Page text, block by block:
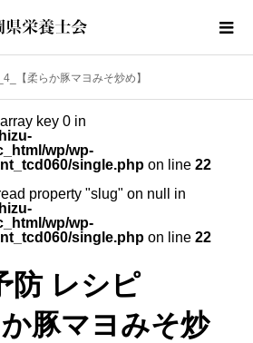
【柔らか豚マヨみそ炒め】
key 0 in
wp/wp-
single.php on line 22
property "slug" on null in
wp/wp-
single.php on line 22
防 レシピ
か豚マヨみそ炒